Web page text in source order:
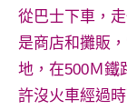
從巴士下車，
是商店和攤販
地，在500Ｍ鐵
許沒火車經過